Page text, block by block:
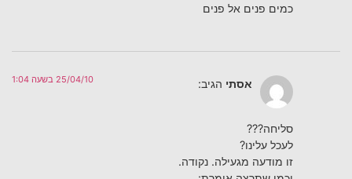
כמים פנים אל פנים
אסתי הגיב: 25/04/10 בשעה 1:04
סליחה???
לעכל עלינו?
זו מודעה מגעילה. נקודה.